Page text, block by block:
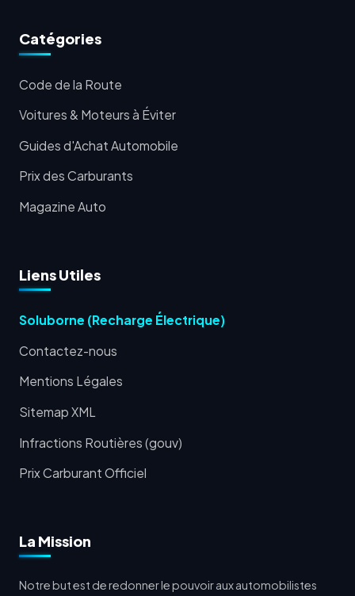
Catégories
Code de la Route
Voitures & Moteurs à Éviter
Guides d'Achat Automobile
Prix des Carburants
Magazine Auto
Liens Utiles
Soluborne (Recharge Électrique)
Contactez-nous
Mentions Légales
Sitemap XML
Infractions Routières (gouv)
Prix Carburant Officiel
La Mission
Notre but est de redonner le pouvoir aux automobilistes